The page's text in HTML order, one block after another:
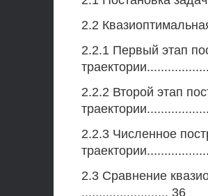
2.2
2.2.1 Первый этап
2.2.2 Второй этап
2.2.3 Численное
2.3 Сравнение
......................... 36